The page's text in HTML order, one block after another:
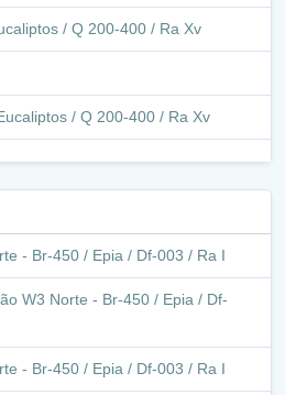
/ Q 200-400 / Ra Xv
/ Q 200-400 / Ra Xv
Ra Xv
- Br-450 / Epia / Df-003 / Ra I
W3 Norte - Br-450 / Epia / Df-
- Br-450 / Epia / Df-003 / Ra I